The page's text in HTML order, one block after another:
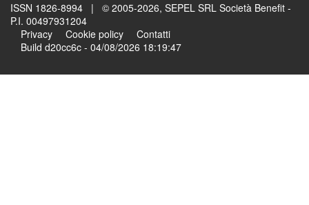
ISSN 1826-8994 | © 2005-2026, SEPEL SRL Società Benefit -
P.I. 00497931204
Privacy
Cookie policy
Contatti
Build d20cc6c - 04/08/2026 18:19:47